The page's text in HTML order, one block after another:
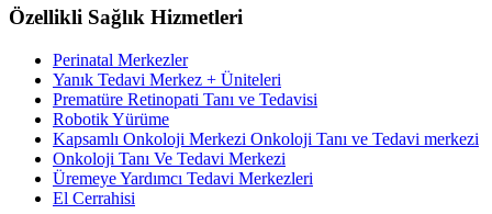
Özellikli Sağlık Hizmetleri
Perinatal Merkezler
Yanık Tedavi Merkez + Üniteleri
Prematüre Retinopati Tanı ve Tedavisi
Robotik Yürüme
Kapsamlı Onkoloji Merkezi Onkoloji Tanı ve Tedavi merkezi
Onkoloji Tanı Ve Tedavi Merkezi
Üremeye Yardımcı Tedavi Merkezleri
El Cerrahisi